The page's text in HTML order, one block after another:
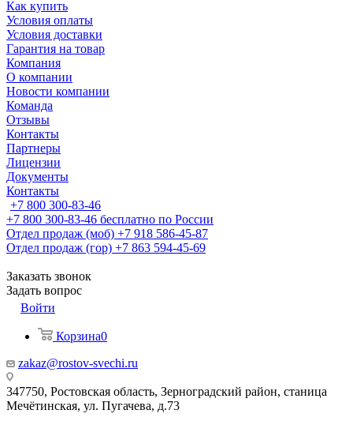
Как купить
Условия оплаты
Условия доставки
Гарантия на товар
Компания
О компании
Новости компании
Команда
Отзывы
Контакты
Партнеры
Лицензии
Документы
Контакты
+7 800 300-83-46
+7 800 300-83-46 бесплатно по России
Отдел продаж (моб) +7 918 586-45-87
Отдел продаж (гор) +7 863 594-45-69
Заказать звонок
Задать вопрос
Войти
Корзина0
zakaz@rostov-svechi.ru
347750, Ростовская область, Зерноградский район, станица
Мечётинская, ул. Пугачева, д.73